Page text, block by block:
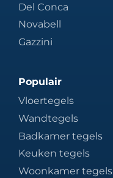
Del Conca
Novabell
Gazzini
Populair
Vloertegels
Wandtegels
Badkamer tegels
Keuken tegels
Woonkamer tegels